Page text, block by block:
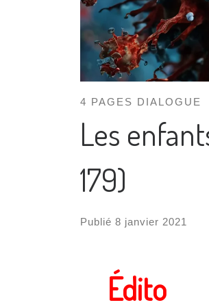
4 PAGES DIALOGUE
Les
179)
Publié 8 janvier 2021
Édito